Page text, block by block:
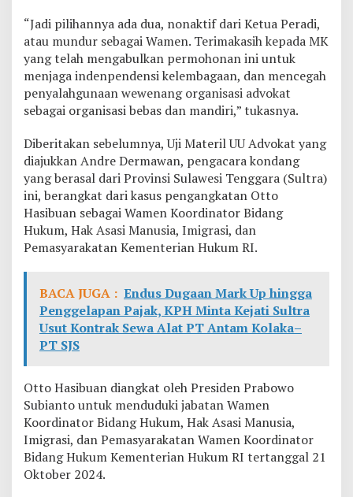
“Jadi pilihannya ada dua, nonaktif dari Ketua Peradi,
atau mundur sebagai Wamen. Terimakasih kepada MK
yang telah mengabulkan permohonan ini untuk
menjaga indenpendensi kelembagaan, dan mencegah
penyalahgunaan wewenang organisasi advokat
sebagai organisasi bebas dan mandiri,” tukasnya.
Diberitakan sebelumnya, Uji Materil UU Advokat yang
diajukkan Andre Dermawan, pengacara kondang
yang berasal dari Provinsi Sulawesi Tenggara (Sultra)
ini, berangkat dari kasus pengangkatan Otto
Hasibuan sebagai Wamen Koordinator Bidang
Hukum, Hak Asasi Manusia, Imigrasi, dan
Pemasyarakatan Kementerian Hukum RI.
BACA JUGA : Endus Dugaan Mark Up hingga
Penggelapan Pajak, KPH Minta Kejati Sultra
Usut Kontrak Sewa Alat PT Antam Kolaka–
PT SJS
Otto Hasibuan diangkat oleh Presiden Prabowo
Subianto untuk menduduki jabatan Wamen
Koordinator Bidang Hukum, Hak Asasi Manusia,
Imigrasi, dan Pemasyarakatan Wamen Koordinator
Bidang Hukum Kementerian Hukum RI tertanggal 21
Oktober 2024.